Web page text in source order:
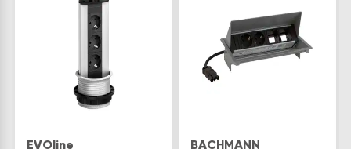
EVOline BACHMANN